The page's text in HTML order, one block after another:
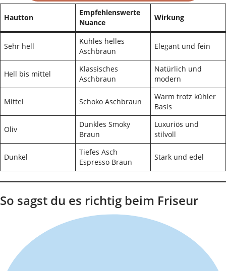
Hautton
Empfehlenswerte
Nuance
Wirkung
Sehr hell
Kühles helles
Aschbraun
Elegant und fein
Hell bis mittel
Klassisches
Aschbraun
Natürlich und
modern
Mittel Schoko Aschbraun
Warm trotz kühler
Basis
Oliv
Dunkles Smoky
Braun
Luxuriös und
stilvoll
Dunkel
Tiefes Asch
Espresso Braun
Stark und edel
So sagst du es richtig beim Friseur